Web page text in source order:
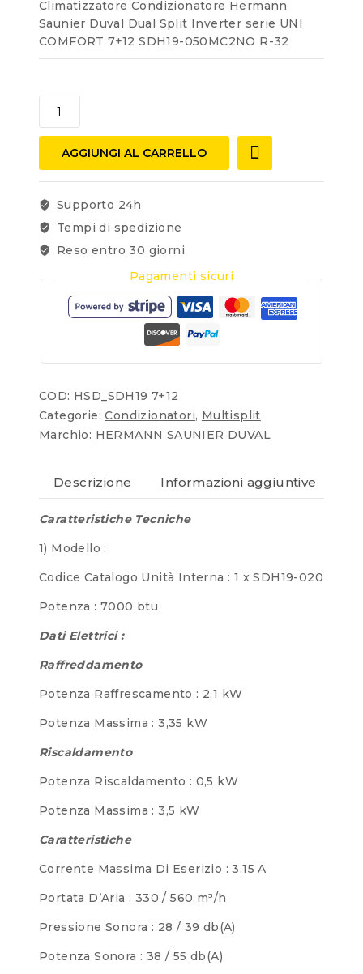
Climatizzatore Condizionatore Hermann
Saunier Duval Dual Split Inverter serie UNI
COMFORT 7+12 SDH19-050MC2NO R-32
AGGIUNGI AL CARRELLO
Supporto 24h
Tempi di spedizione
Reso entro 30 giorni
Pagamenti sicuri
COD: HSD_SDH19 7+12
Categorie:Condizionatori, Multisplit
Marchio: HERMANN SAUNIER DUVAL
Descrizione Informazioni aggiuntive
Caratteristiche Tecniche
1) Modello :
Codice Catalogo Unità Interna : 1 x SDH19-020
Potenza : 7000 btu
Dati Elettrici :
Raffreddamento
Potenza Raffrescamento : 2,1 kW
Potenza Massima : 3,35 kW
Riscaldamento
Potenza Riscaldamento : 0,5 kW
Potenza Massima : 3,5 kW
Caratteristiche
Corrente Massima Di Eserizio : 3,15 A
Portata D’Aria : 330 / 560 m³/h
Pressione Sonora : 28 / 39 db(A)
Potenza Sonora : 38 / 55 db(A)